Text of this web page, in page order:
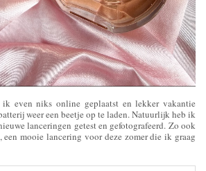
ik even niks online geplaatst en lekker vakantie
weer een beetje op te laden. Natuurlijk heb ik
lanceringen getest en gefotografeerd. Zo ook
, een mooie lancering voor deze zomer die ik graag